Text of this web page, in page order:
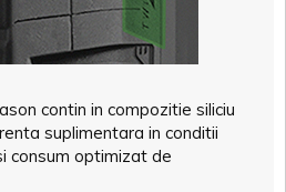
contin in compozitie siliciu
suplimentara in conditii
consum optimizat de